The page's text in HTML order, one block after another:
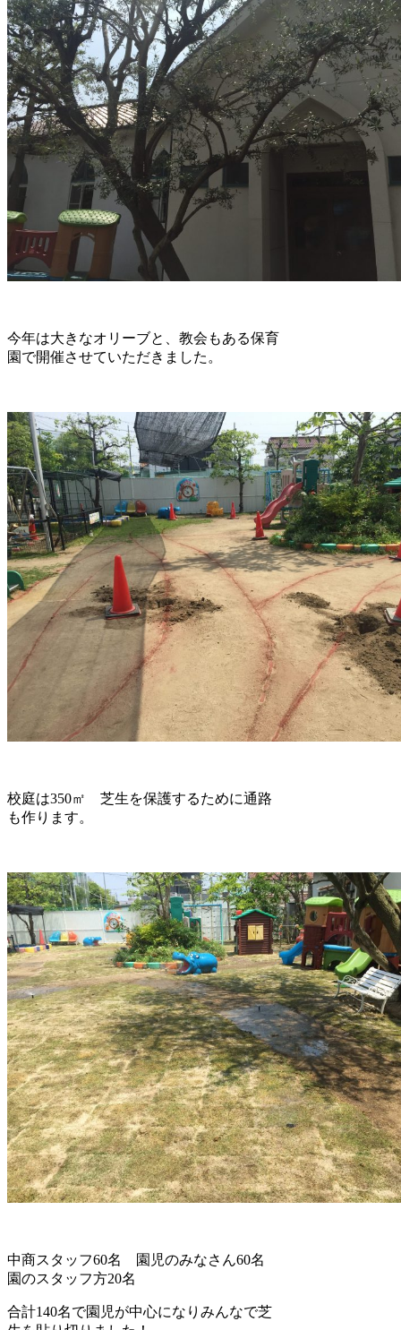
今年は大きなオリーブと、教会もある保育
園で開催させていただきました。
校庭は350㎡ 芝生を保護するために通路
も作ります。
中商スタッフ60名 園児のみなさん60名
園のスタッフ方20名
合計140名で園児が中心になりみんなで芝